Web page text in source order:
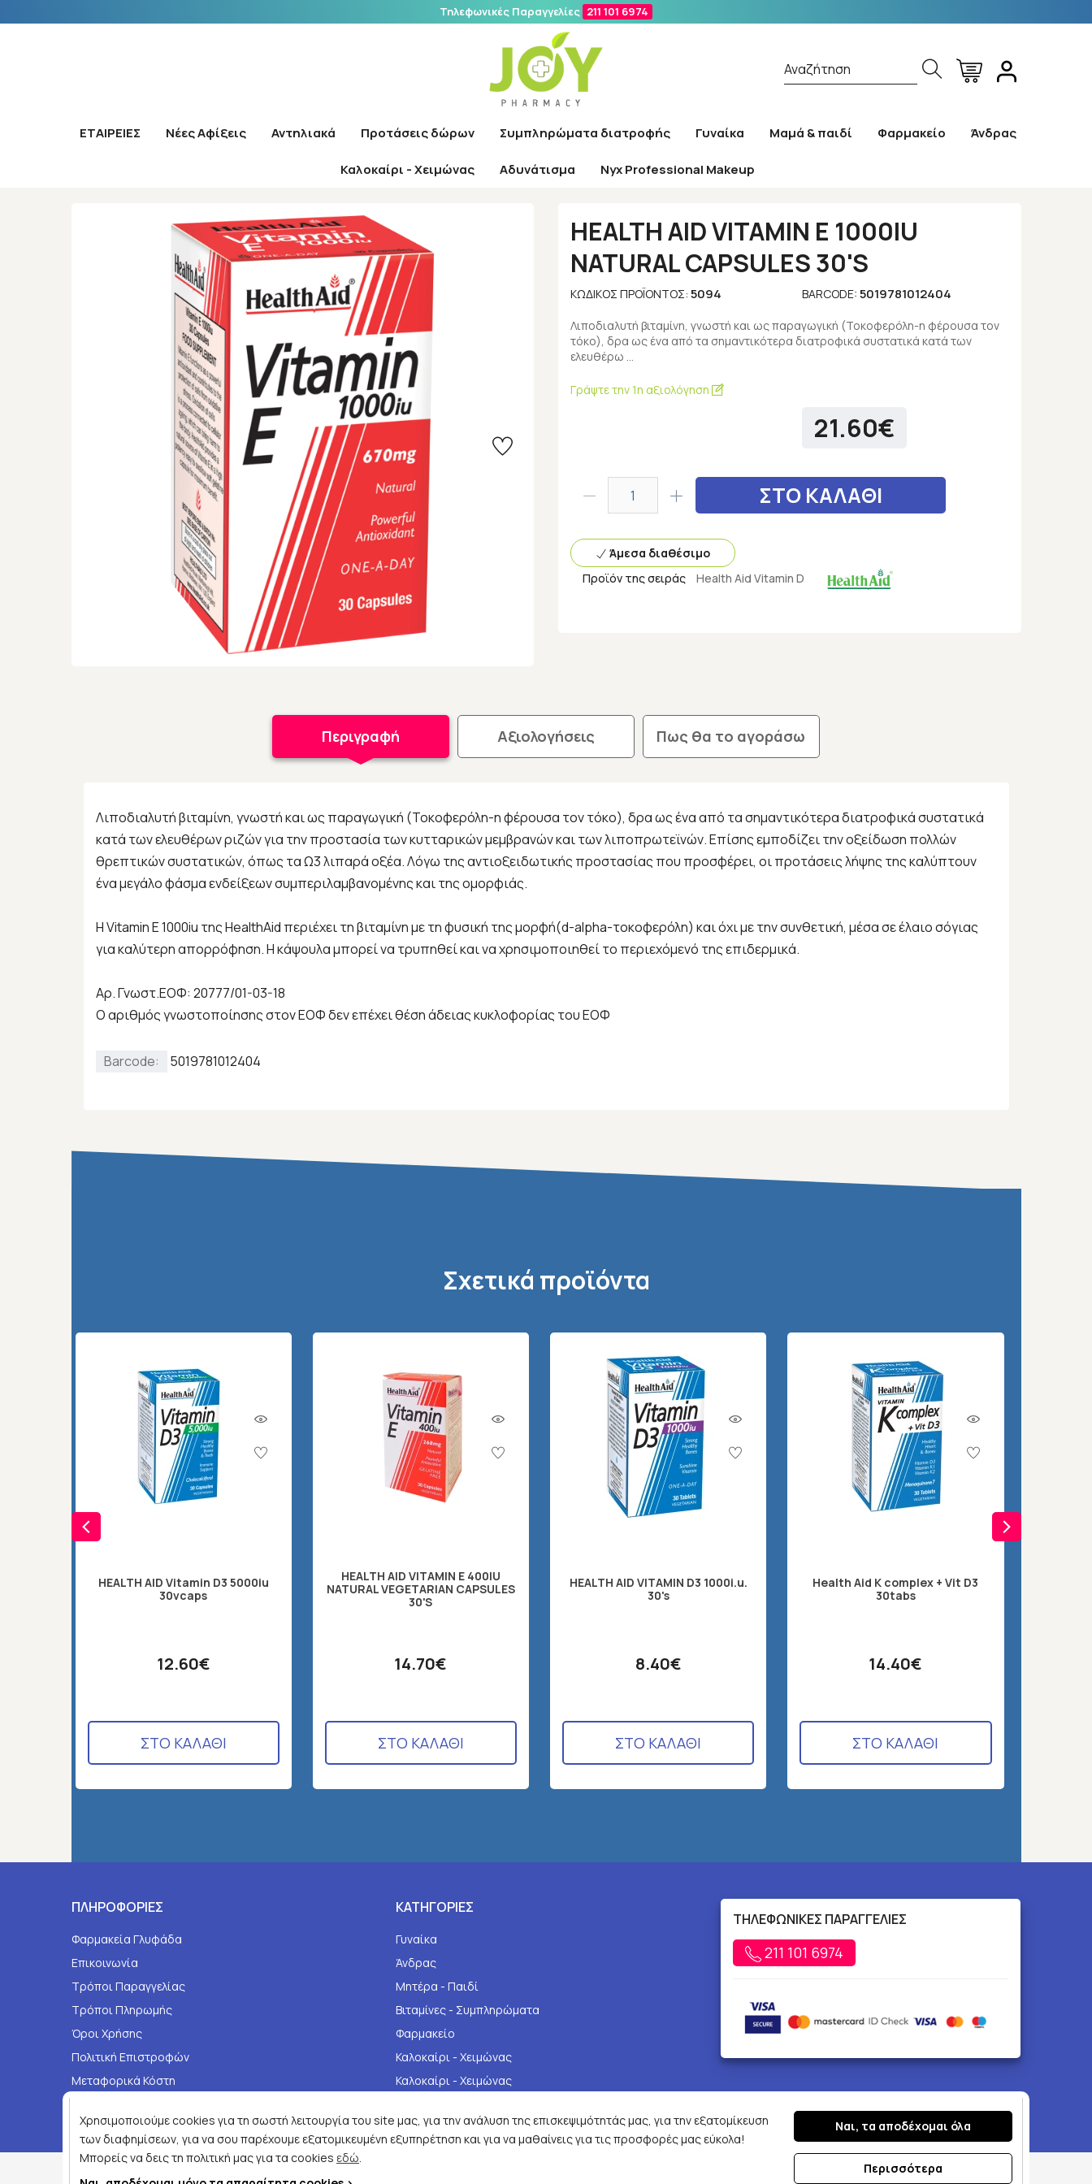
Τηλεφωνικές Παραγγελίες 211 101 6974
Αναζήτηση
ΕΤΑΙΡΕΙΕΣ Νέες Αφίξεις Αντηλιακά Προτάσεις δώρων Συμπληρώματα διατροφής Γυναίκα Μαμά & παιδί Φαρμακείο Άνδρας
Καλοκαίρι - Χειμώνας Αδυνάτισμα Nyx Professional Makeup
Αναζήτηση
Αρχική / Εταιρίες / Health Aid HEALTH AID VITAMIN E 1000IU NATURAL CAPSULES 30'S
HEALTH AID VITAMIN E 1000IU
NATURAL CAPSULES 30'S
ΚΩΔΙΚΌΣ ΠΡΟΪΌΝΤΟΣ: 5094 BARCODE: 5019781012404
Λιποδιαλυτή βιταμίνη, γνωστή και ως παραγωγική (Τοκοφερόλη-η φέρουσα τον
τόκο), δρα ως ένα από τα σημαντικότερα διατροφικά συστατικά κατά των
ελευθέρω …
Γράψτε την 1η αξιολόγηση
21.60€
ΣΤΟ ΚΑΛΑΘΙ
Άμεσα διαθέσιμο
Προϊόν της σειράς
Health Aid Vitamin D
Περιγραφή Αξιολογήσεις Πως θα το αγοράσω
Λιποδιαλυτή βιταμίνη, γνωστή και ως παραγωγική (Τοκοφερόλη-η φέρουσα τον τόκο), δρα ως ένα από τα σημαντικότερα διατροφικά συστατικά
κατά των ελευθέρων ριζών για την προστασία των κυτταρικών μεμβρανών και των λιποπρωτεϊνών. Επίσης εμποδίζει την οξείδωση πολλών
θρεπτικών συστατικών, όπως τα Ω3 λιπαρά οξέα. Λόγω της αντιοξειδωτικής προστασίας που προσφέρει, οι προτάσεις λήψης της καλύπτουν
ένα μεγάλο φάσμα ενδείξεων συμπεριλαμβανομένης και της ομορφιάς.
Η Vitamin Ε 1000iu της HealthAid περιέχει τη βιταμίνη με τη φυσική της μορφή(d-alpha-τοκοφερόλη) και όχι με την συνθετική, μέσα σε έλαιο σόγιας
για καλύτερη απορρόφηση. Η κάψουλα μπορεί να τρυπηθεί και να χρησιμοποιηθεί το περιεχόμενό της επιδερμικά.
Αρ. Γνωστ.ΕΟΦ: 20777/01-03-18
Ο αριθμός γνωστοποίησης στον ΕΟΦ δεν επέχει θέση άδειας κυκλοφορίας του ΕΟΦ
Barcode: 5019781012404
Σχετικά προϊόντα
HEALTH AID Vitamin D3 5000iu
30vcaps
12.60€
ΣΤΟ ΚΑΛΑΘΙ
HEALTH AID VITAMIN E 400IU
NATURAL VEGETARIAN CAPSULES
30'S
14.70€
ΣΤΟ ΚΑΛΑΘΙ
HEALTH AID VITAMIN D3 1000i.u.
30's
8.40€
ΣΤΟ ΚΑΛΑΘΙ
Health Aid K complex + Vit D3
30tabs
14.40€
ΣΤΟ ΚΑΛΑΘΙ
ΠΛΗΡΟΦΟΡΙΕΣ
Φαρμακεία Γλυφάδα
Επικοινωνία
Τρόποι Παραγγελίας
Τρόποι Πληρωμής
Όροι Χρήσης
Πολιτική Επιστροφών
Μεταφορικά Κόστη
ΚΑΤΗΓΟΡΙΕΣ
Γυναίκα
Άνδρας
Μητέρα - Παιδί
Βιταμίνες - Συμπληρώματα
Φαρμακείο
Καλοκαίρι - Χειμώνας
Καλοκαίρι - Χειμώνας
ΤΗΛΕΦΩΝΙΚΕΣ ΠΑΡΑΓΓΕΛΙΕΣ
211 101 6974
Χρησιμοποιούμε cookies για τη σωστή λειτουργία του site μας, για την ανάλυση της επισκεψιμότητάς μας, για την εξατομίκευση
των διαφημίσεων, για να σου παρέχουμε εξατομικευμένη εξυπηρέτηση και για να μαθαίνεις για τις προσφορές μας εύκολα!
Μπορείς να δεις τη πολιτική μας για τα cookies εδώ.
Ναι, τα αποδέχομαι όλα
Περισσότερα